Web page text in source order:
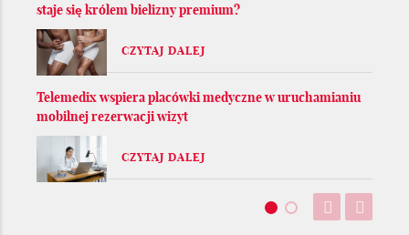
staje się królem bielizny premium?
CZYTAJ DALEJ
Telemedix wspiera placówki medyczne w uruchamianiu
mobilnej rezerwacji wizyt
CZYTAJ DALEJ